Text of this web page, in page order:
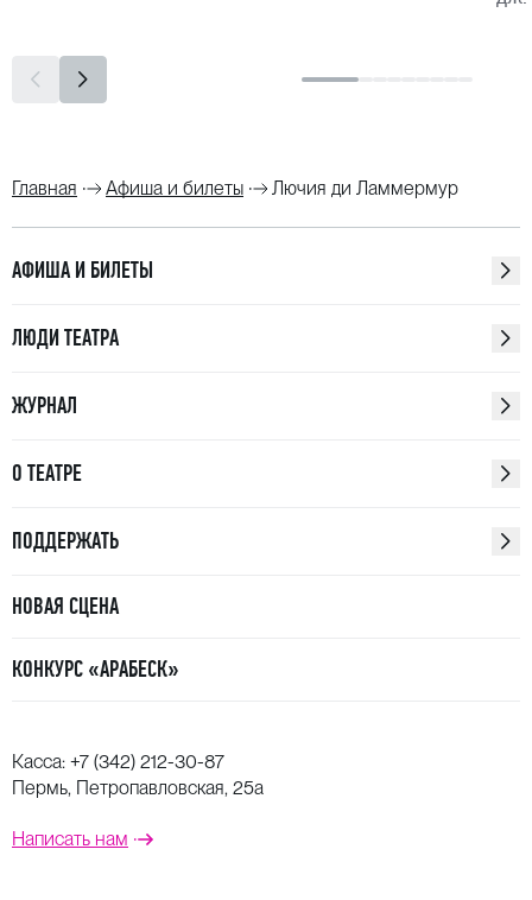
Главная Афиша и билеты Лючия ди Ламмермур
АФИША И БИЛЕТЫ
ЛЮДИ ТЕАТРА
ЖУРНАЛ
О ТЕАТРЕ
ПОДДЕРЖАТЬ
НОВАЯ СЦЕНА
КОНКУРС «АРАБЕСК»
Касса: +7 (342) 212-30-87
Пермь, Петропавловская, 25а
Написать нам